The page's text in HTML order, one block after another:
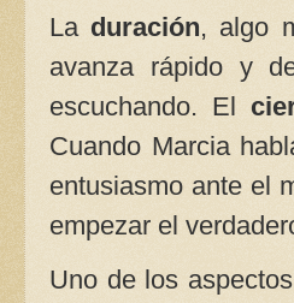
La duración, algo
avanza rápido y
escuchando. El
Cuando Marcia
entusiasmo ante el
empezar el
Uno de los